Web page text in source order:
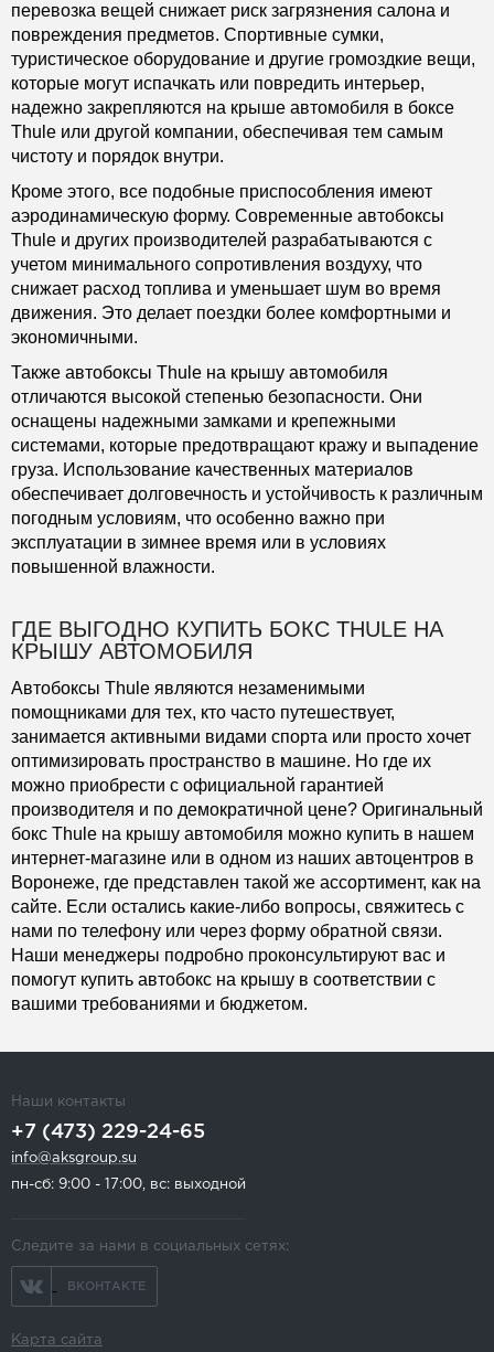
перевозка вещей снижает риск загрязнения салона и
повреждения предметов. Спортивные сумки,
туристическое оборудование и другие громоздкие вещи,
которые могут испачкать или повредить интерьер,
надежно закрепляются на крыше автомобиля в боксе
Thule или другой компании, обеспечивая тем самым
чистоту и порядок внутри.
Кроме этого, все подобные приспособления имеют
аэродинамическую форму. Современные автобоксы
Thule и других производителей разрабатываются с
учетом минимального сопротивления воздуху, что
снижает расход топлива и уменьшает шум во время
движения. Это делает поездки более комфортными и
экономичными.
Также автобоксы Thule на крышу автомобиля
отличаются высокой степенью безопасности. Они
оснащены надежными замками и крепежными
системами, которые предотвращают кражу и выпадение
груза. Использование качественных материалов
обеспечивает долговечность и устойчивость к различным
погодным условиям, что особенно важно при
эксплуатации в зимнее время или в условиях
повышенной влажности.
ГДЕ ВЫГОДНО КУПИТЬ БОКС THULE НА
КРЫШУ АВТОМОБИЛЯ
Автобоксы Thule являются незаменимыми
помощниками для тех, кто часто путешествует,
занимается активными видами спорта или просто хочет
оптимизировать пространство в машине. Но где их
можно приобрести с официальной гарантией
производителя и по демократичной цене? Оригинальный
бокс Thule на крышу автомобиля можно купить в нашем
интернет-магазине или в одном из наших автоцентров в
Воронеже, где представлен такой же ассортимент, как на
сайте. Если остались какие-либо вопросы, свяжитесь с
нами по телефону или через форму обратной связи.
Наши менеджеры подробно проконсультируют вас и
помогут купить автобокс на крышу в соответствии с
вашими требованиями и бюджетом.
Наши контакты
+7 (473) 229-24-65
info@aksgroup.su
пн-сб: 9:00 - 17:00, вс: выходной
Следите за нами в социальных сетях:
ВКОНТАКТЕ
Карта сайта